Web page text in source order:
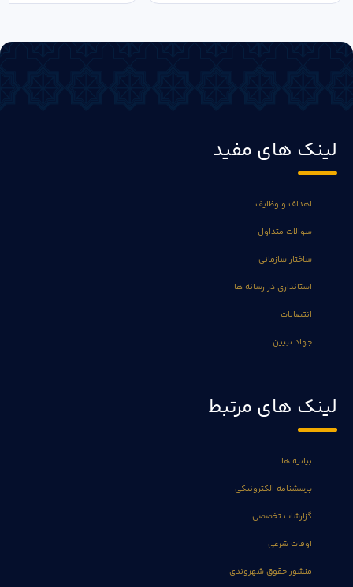
لینک های مفید
اهداف و وظایف
سوالات متداول
ساختار سازمانی
استانداری در رسانه ها
انتصابات
جهاد تبیین
لینک های مرتبط
بیانیه ها
پرسشنامه الکترونیکی
گزارشات تخصصی
اوقات شرعی
منشور حقوق شهروندی